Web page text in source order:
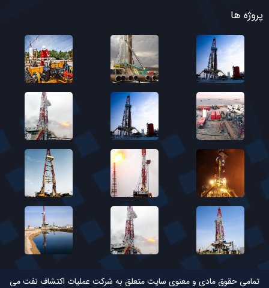
پروژه ها
تمامی حقوق مادی و معنوی سایت متعلق به شرکت عملیات اکتشاف نفت می